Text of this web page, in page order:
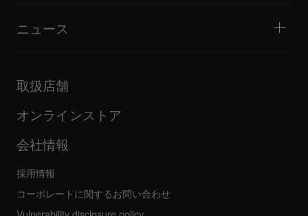
ファームウェア・ドライバのダウンロード
FAQ
コミュニティフォーラム
サービス、修理、保証
ニュース
企業情報
その他
取扱店舗
オンラインストア
会社情報
採用情報
コーポレートに関するお問い合わせ